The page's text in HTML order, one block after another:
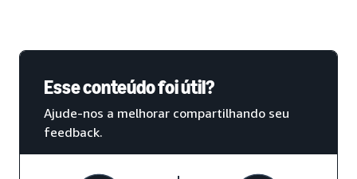
Esse conteúdo foi útil?
Ajude-nos a melhorar compartilhando seu
feedback.